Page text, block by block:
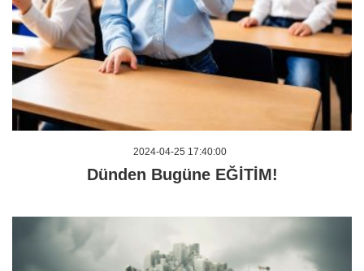
2024-04-25 17:40:00
Dünden Bugüne EĞİTİM!